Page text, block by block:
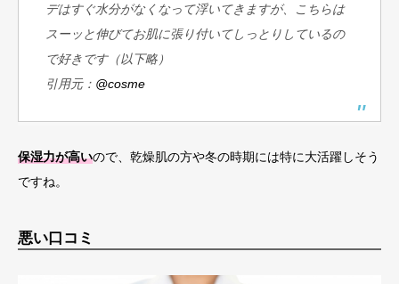
デはすぐ水分がなくなって浮いてきますが、こちらは
スーッと伸びてお肌に張り付いてしっとりしているの
で好きです（以下略）
引用元： @cosme
保湿力が高いので、乾燥肌の方や冬の時期には特に大活躍しそう
ですね。
悪い口コミ